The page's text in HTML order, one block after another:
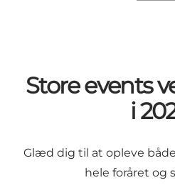
Store events
i
Glæd dig til at opleve
hele foråret og